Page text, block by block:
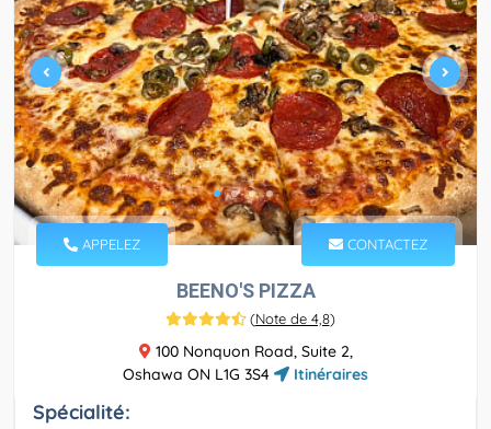
APPELEZ CONTACTEZ
BEENO'S PIZZA
(Note de 4,8)
100 Nonquon Road, Suite 2,
Oshawa ON L1G 3S4
Itinéraires
Spécialité: